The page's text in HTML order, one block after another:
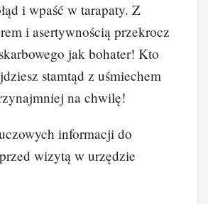
i wpaść w tarapaty. Z
i asertywnością przekrocz
jak bohater! Kto
stamtąd z uśmiechem
na chwilę!
informacji do
wizytą w urzędzie